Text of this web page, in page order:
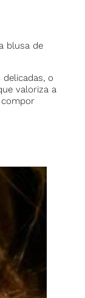
blusa de
o
valoriza a
compor